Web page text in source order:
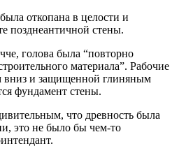
откопана в целости и
позднеантичной стены.
голова была “повторно
материала”. Рабочие
и защищенной глиняным
фундамент стены.
что древность была
это не было бы чем-то